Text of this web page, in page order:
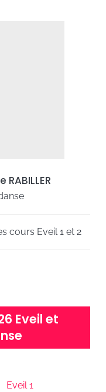
cours Eveil 1 et 2
Eveil et
Eveil 1